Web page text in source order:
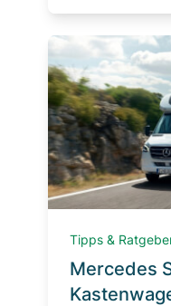
Tipps &
Mercedes